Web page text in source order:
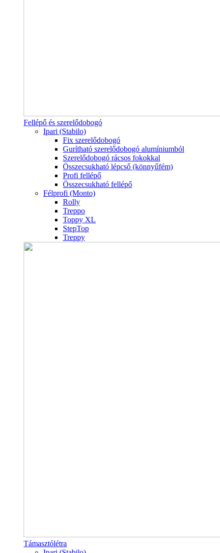
Fellépő és szerelődobogó
Ipari (Stabilo)
Fix szerelődobogó
Gurítható szerelődobogó alumíniumból
Szerelődobogó rácsos fokokkal
Összecsukható lépcső (könnyűfém)
Profi fellépő
Összecsukható fellépő
Félprofi (Monto)
Rolly
Treppo
Toppy XL
StepTop
Treppy
Támasztólétra